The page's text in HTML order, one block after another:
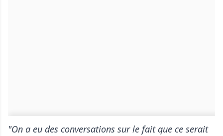
"On a eu des conversations sur le fait que ce serait